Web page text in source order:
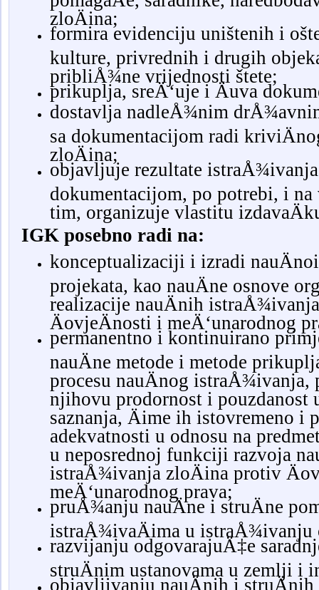
zloÄina;
formira evidenciju uništenih i
kulture, privrednih i drugih
pribliÅ¾ne vrijednosti štete;
prikuplja, sreÄ‘uje i Äuva
dostavlja nadleÅ¾nim
sa dokumentacijom radi
zloÄina;
objavljuje rezultate istraÅ¾ivanja
dokumentacijom, po potrebi, i
tim, organizuje vlastitu
IGK posebno radi na:
konceptualizaciji i izradi
projekata, kao nauÄne osnove
realizacije nauÄnih
ÄovjeÄnosti i meÄ‘unarodnog
permanentno i kontinuirano
nauÄne metode i metode
procesu nauÄnog istraÅ¾ivanja,
njihovu prodornost i pouzdanost
saznanja, Äime ih istovremeno i
adekvatnosti u odnosu na
u neposrednoj funkciji razvoja
istraÅ¾ivanja zloÄina protiv
meÄ‘unarodnog prava;
pruÅ¾anju nauÄne i struÄne
istraÅ¾ivaÄima u istraÅ¾ivanju
razvijanju odgovarajuÄ‡e
struÄnim ustanovama u zemlji i
objavljivanju nauÄnih i